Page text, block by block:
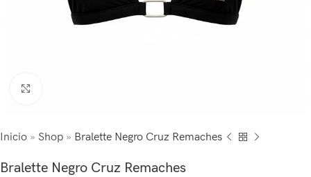
Inicio » Shop » Bralette Negro Cruz Remaches
Bralette Negro Cruz Remaches